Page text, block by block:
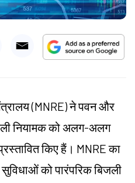
(MNRE) ने पवन और
नियामक को अलग-अलग
किए हैं। MNRE का
को पारंपरिक बिजली